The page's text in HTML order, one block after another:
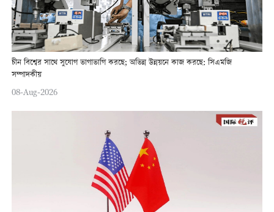
চীন বিশ্বের সাথে সুযোগ ভাগাভাগি করছে; অভিন্ন উন্নয়নে কাজ করছে: সিএমজি
সম্পাদকীয়
08-Aug-2026